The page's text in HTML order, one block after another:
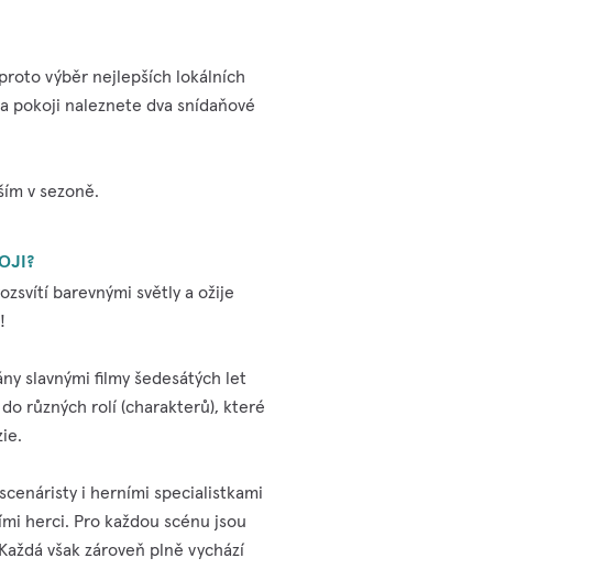
výběr nejlepších lokálních
pokoji naleznete dva snídaňové
v sezoně.
barevnými světly a ožije
slavnými filmy šedesátých let
různých rolí (charakterů), které
i herními specialistkami
herci. Pro každou scénu jsou
však zároveň plně vychází